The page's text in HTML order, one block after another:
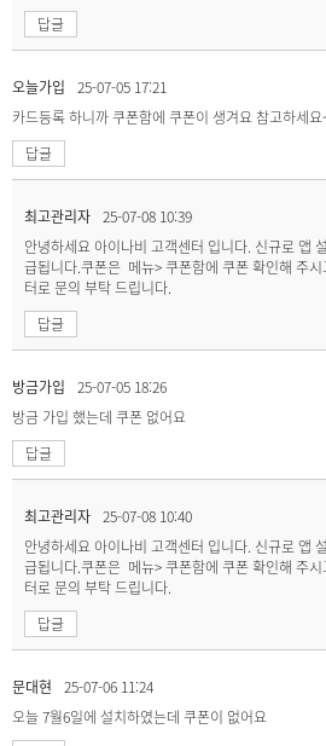
답글
오늘가입
25-07-05 17:21
카드등록 하니까 쿠폰함에 쿠폰이 생겨요 참고하세
답글
최고관리자 25-07-08 10:39
안녕하세요 아이나비 고객센터 입니다. 신규로 앱
급됩니다.쿠폰은 메뉴> 쿠폰함에 쿠폰 확인해 주
터로 문의 부탁 드립니다.
답글
방금가입
25-07-05 18:26
방금 가입 했는데 쿠폰 없어요
답글
최고관리자 25-07-08 10:40
안녕하세요 아이나비 고객센터 입니다. 신규로 앱
급됩니다.쿠폰은 메뉴> 쿠폰함에 쿠폰 확인해 주
터로 문의 부탁 드립니다.
답글
문대현
25-07-06 11:24
오늘 7월6일에 설치하였는데 쿠폰이 없어요